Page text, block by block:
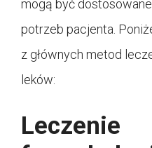
mogą być
potrzeb pacjenta.
z głównych metod
leków:
Leczenie